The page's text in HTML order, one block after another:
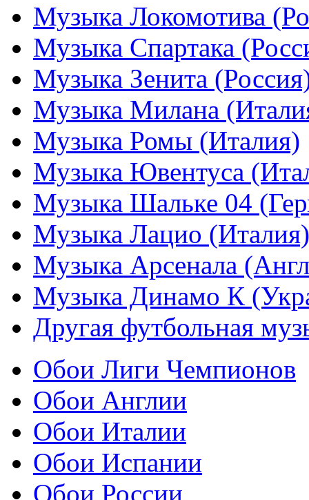
Музыка Локомотива
Музыка Спартака
Музыка Зенита
Музыка Милана
Музыка Ромы (Италия)
Музыка Ювентуса
Музыка Шальке 04
Музыка Лацио (Италия)
Музыка Арсенала
Музыка Динамо К
Другая футбольная
Обои Лиги Чемпионов
Обои Англии
Обои Италии
Обои Испании
Обои России